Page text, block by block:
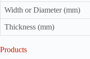
Width or Diameter (mm)
Thickness (mm)
Products